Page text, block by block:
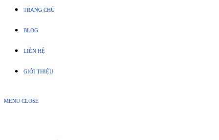
TRANG CHỦ
BLOG
LIÊN HỆ
GIỚI THIỆU
MENU CLOSE